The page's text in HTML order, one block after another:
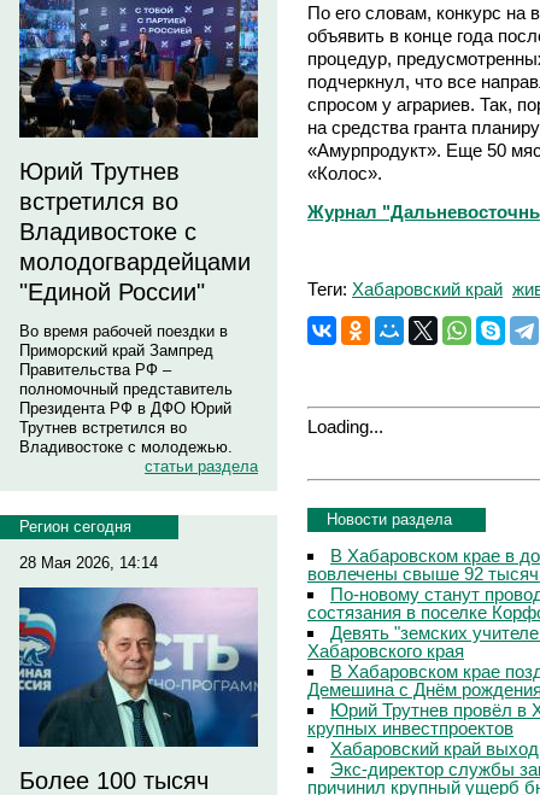
Юрий Трутнев
встретился во
Владивостоке с
молодогвардейцами
"Единой России"
Во время рабочей поездки в
Приморский край Зампред
Правительства РФ –
полномочный представитель
Президента РФ в ДФО Юрий
Трутнев встретился во
Владивостоке с молодежью.
статьи раздела
Регион сегодня
28 Мая 2026, 14:14
Более 100 тысяч
По его словам, конкурс на
объявить в конце года
процедур,
подчеркнул, что все
спросом у аграриев. Так,
на средства гранта
«Амурпродукт». Еще 50
«Колос».
Журнал
Теги: Хабаровский край
Loading...
Новости раздела
В Хабаровском крае в
вовлечены свыше 92 тысяч
По-новому станут
состязания в поселке
Девять "земских
Хабаровского края
В Хабаровском крае
Демешина с Днём
Юрий Трутнев провёл в
крупных инвестпроектов
Хабаровский край
Экс-директор службы
причинил крупный ущерб